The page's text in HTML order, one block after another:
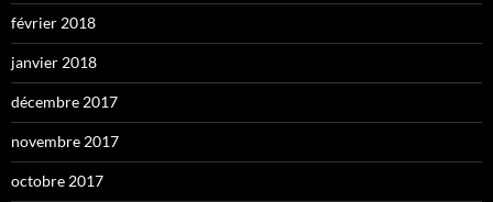
février 2018
janvier 2018
décembre 2017
novembre 2017
octobre 2017